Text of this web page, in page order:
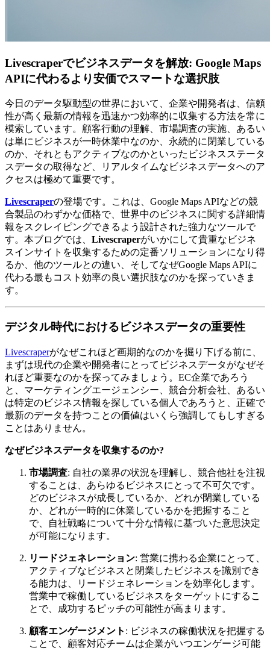
Livescraperでビジネスデータを解放: Google Maps
APIに代わるより安価でスマートな選択肢
今日のデータ駆動型の世界において、企業や開発者は、信頼
性が高く最新の情報を迅速かつ効率的に収集する方法を常に
模索しています。顧客行動の理解、市場調査の実施、あるい
は単にビジネスが一時休業中なのか、永続的に閉業している
のか、それともアクティブなのかといったビジネスステータ
スデータの取得など、リアルタイムなビジネスデータへのア
クセスは極めて重要です。
Livescraperの登場です。これは、Google Maps APIなどの競
合製品のわずかな価格で、世界中のビジネスに関する詳細情
報をスクレイピングできるよう設計された強力なツールで
す。本ブログでは、 Livescraperがいかにして貴重なビジネ
スインサイトを収集するための定番ソリューションになり得
るか、他のツールとの違い、そしてなぜGoogle Maps APIに
代わる最もコスト効率の良い選択肢なのかを探っていきま
す。
デジタル時代におけるビジネスデータの重要性
Livescraperがなぜこれほど画期的なのかを掘り下げる前に、
まずは現代の企業や開発者にとってビジネスデータがなぜそ
れほど重要なのかを探ってみましょう。EC企業であろう
と、マーケティングエージェンシー、競合分析会社、あるい
は特定のビジネス情報を探している個人であろうと、正確で
最新のデータを持つことの価値はいくら強調してもしすぎる
ことはありません。
なぜビジネスデータを収集するのか?
市場調査: 自社の業界の状況を理解し、競合他社を注視
することは、あらゆるビジネスにとって不可欠です。
どのビジネスが成長しているか、どれが閉業している
か、どれが一時的に休業しているかを把握すること
で、自社戦略について十分な情報に基づいた意思決定
が可能になります。
リードジェネレーション: 営業に携わる企業にとって、
アクティブなビジネスと閉業したビジネスを識別でき
る能力は、リードジェネレーションを効率化します。
営業中で稼働しているビジネスをターゲットにするこ
とで、成功するピッチの可能性が高まります。
顧客エンゲージメント : ビジネスの稼働状況を把握する
ことで、顧客対応チームは企業がいつエンゲージ可能